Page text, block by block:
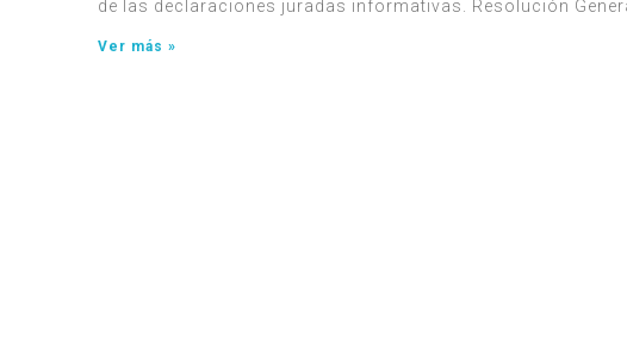
de las declaraciones juradas informativas. Resolución
Ver más »